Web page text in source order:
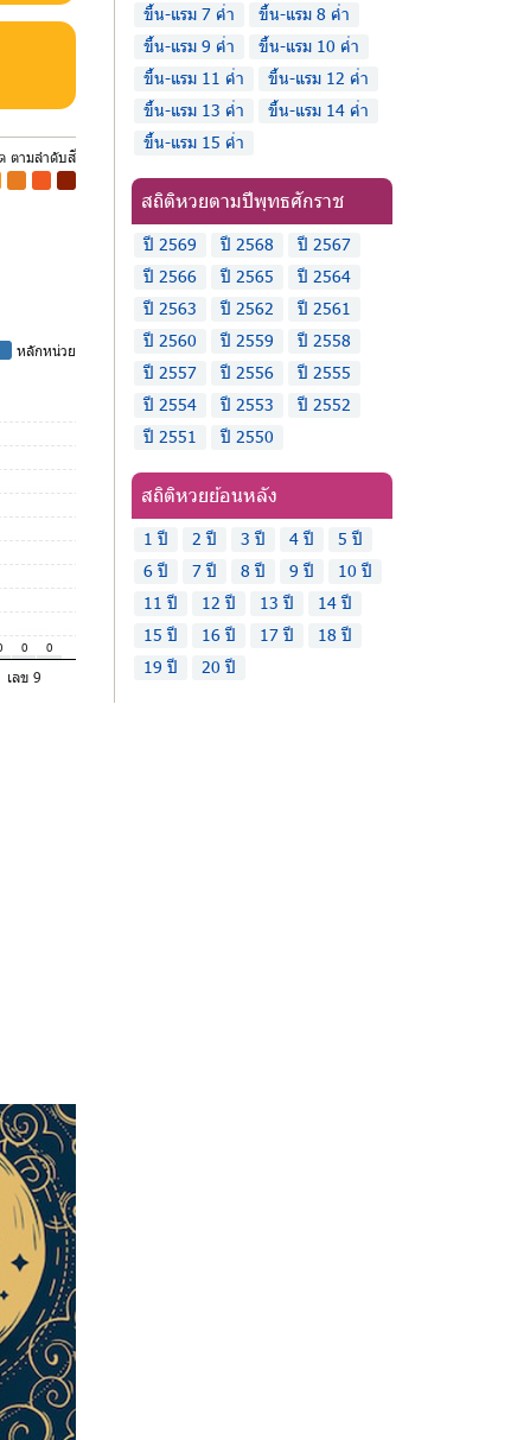
ตามลำดับสี
หลักหน่วย
0 0
เลข 9
ขึ้น-แรม 7 ค่ำ
ขึ้น-แรม 8 ค่ำ
ขึ้น-แรม 9 ค่ำ
ขึ้น-แรม 10 ค่ำ
ขึ้น-แรม 11 ค่ำ
ขึ้น-แรม 12 ค่ำ
ขึ้น-แรม 13 ค่ำ
ขึ้น-แรม 14 ค่ำ
ขึ้น-แรม 15 ค่ำ
สถิติหวยตามปีพุทธศักราช
ปี 2569 ปี 2568
ปี 2567
ปี 2566
ปี 2565
ปี 2564
ปี 2563
ปี 2562
ปี 2561
ปี 2560
ปี 2559
ปี 2558
ปี 2557
ปี 2556
ปี 2555
ปี 2554
ปี 2553
ปี 2552
ปี 2551
ปี 2550
สถิติหวยย้อนหลัง
1 ปี 2 ปี 3 ปี 4 ปี
5 ปี
6 ปี
7 ปี 8 ปี 9 ปี
10 ปี
11 ปี
12 ปี 13 ปี
14 ปี
15 ปี
16 ปี 17 ปี
18 ปี
19 ปี
20 ปี